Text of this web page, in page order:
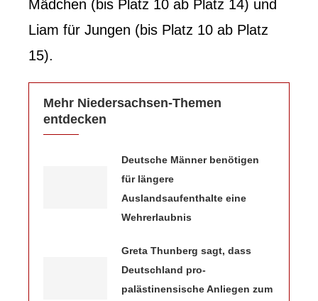
Mädchen (bis Platz 10 ab Platz 14) und
Liam für Jungen (bis Platz 10 ab Platz
15).
Mehr Niedersachsen-Themen
entdecken
Deutsche Männer benötigen
für längere
Auslandsaufenthalte eine
Wehrerlaubnis
Greta Thunberg sagt, dass
Deutschland pro-
palästinensische Anliegen zum